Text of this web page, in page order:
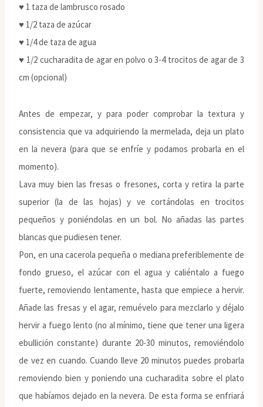
♥ 1 taza de lambrusco rosado
♥ 1/2 taza de azúcar
♥ 1/4 de taza de agua
♥ 1/2 cucharadita de agar en polvo o 3-4 trocitos de agar de 3
cm (opcional)
Antes de empezar, y para poder comprobar la textura y
consistencia que va adquiriendo la mermelada, deja un plato
en la nevera (para que se enfríe y podamos probarla en el
momento).
Lava muy bien las fresas o fresones, corta y retira la parte
superior (la de las hojas) y ve cortándolas en trocitos
pequeños y poniéndolas en un bol. No añadas las partes
blancas que pudiesen tener.
Pon, en una cacerola pequeña o mediana preferiblemente de
fondo grueso, el azúcar con el agua y caliéntalo a fuego
fuerte, removiendo lentamente, hasta que empiece a hervir.
Añade las fresas y el agar, remuévelo para mezclarlo y déjalo
hervir a fuego lento (no al mínimo, tiene que tener una ligera
ebullición constante) durante 20-30 minutos, removiéndolo
de vez en cuando. Cuando lleve 20 minutos puedes probarla
removiendo bien y poniendo una cucharadita sobre el plato
que habíamos dejado en la nevera. De esta forma se enfriará